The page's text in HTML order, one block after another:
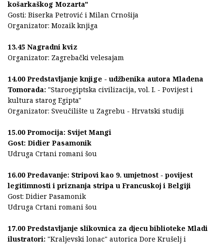
košarkaškog Mozarta"
Gosti: Biserka Petrović i Milan Crnošija
Organizator: Mozaik knjiga
13.45 Nagradni kviz
Organizator: Zagrebački velesajam
14.00 Predstavljanje knjige - udžbenika autora Mladena
Tomorada: "Staroegiptska civilizacija, vol. I. - Povijest i
kultura starog Egipta"
Organizator: Sveučilište u Zagrebu - Hrvatski studiji
15.00 Promocija: Svijet Mangi
Gost: Didier Pasamonik
Udruga Crtani romani šou
16.00 Predavanje: Stripovi kao 9. umjetnost - povijest
legitimnosti i priznanja stripa u Francuskoj i Belgiji
Gost: Didier Pasamonik
Udruga Crtani romani šou
17.00 Predstavljanje slikovnica za djecu biblioteke Mladi
ilustratori: "Kraljevski lonac" autorica Dore Krušelj i